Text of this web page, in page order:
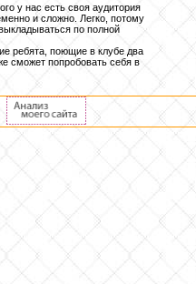
у нас есть своя аудитория
и сложно. Легко, потому
по полной
ребята, поющие в клубе два
сможет попробовать себя в